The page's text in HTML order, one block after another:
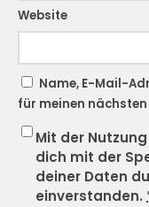
Website
Name, E-Mail-
für meinen
Mit der
dich mit der
deiner Daten
einverstanden.